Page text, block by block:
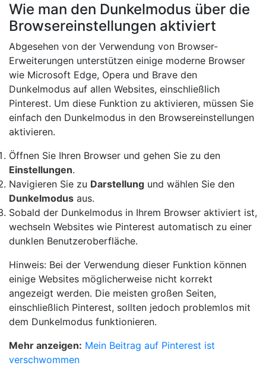
Wie man den Dunkelmodus über die
Browsereinstellungen aktiviert
Abgesehen von der Verwendung von Browser-
Erweiterungen unterstützen einige moderne Browser
wie Microsoft Edge, Opera und Brave den
Dunkelmodus auf allen Websites, einschließlich
Pinterest. Um diese Funktion zu aktivieren, müssen Sie
einfach den Dunkelmodus in den Browsereinstellungen
aktivieren.
Öffnen Sie Ihren Browser und gehen Sie zu den
Einstellungen.
Navigieren Sie zu Darstellung und wählen Sie den
Dunkelmodus aus.
Sobald der Dunkelmodus in Ihrem Browser aktiviert ist,
wechseln Websites wie Pinterest automatisch zu einer
dunklen Benutzeroberfläche.
Hinweis: Bei der Verwendung dieser Funktion können
einige Websites möglicherweise nicht korrekt
angezeigt werden. Die meisten großen Seiten,
einschließlich Pinterest, sollten jedoch problemlos mit
dem Dunkelmodus funktionieren.
Mehr anzeigen: Mein Beitrag auf Pinterest ist
verschwommen